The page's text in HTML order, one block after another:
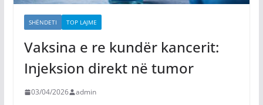
SHËNDETI TOP LAJME
Vaksina e re kundër kancerit:
Injeksion direkt në tumor
03/04/2026 admin